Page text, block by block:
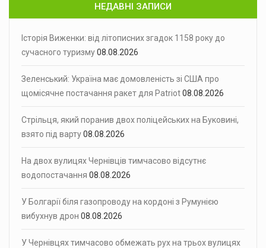
НЕДАВНІ ЗАПИСИ
Історія Виженки: від літописних згадок 1158 року до
сучасного туризму08.08.2026
Зеленський: Україна має домовленість зі США про
щомісячне постачання ракет для Patriot08.08.2026
Стрільця, який поранив двох поліцейських на Буковині,
взято під варту08.08.2026
На двох вулицях Чернівців тимчасово відсутнє
водопостачання 08.08.2026
У Болгарії біля газопроводу на кордоні з Румунією
вибухнув дрон 08.08.2026
У Чернівцях тимчасово обмежать рух на трьох вулицях